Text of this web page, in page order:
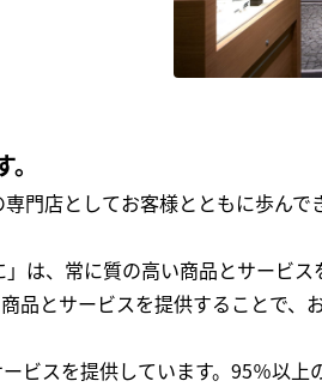
門店としてお客様とともに歩ん
は、常に質の高い商品とサービ
品とサービスを提供することで
ビスを提供しています。95％以